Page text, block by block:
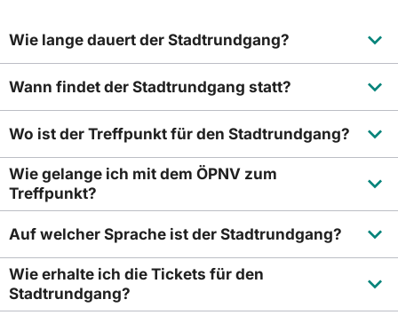
Wie lange dauert der Stadtrundgang?
Wann findet der Stadtrundgang statt?
Wo ist der Treffpunkt für den Stadtrundgang?
Wie gelange ich mit dem ÖPNV zum
Treffpunkt?
Auf welcher Sprache ist der Stadtrundgang?
Wie erhalte ich die Tickets für den
Stadtrundgang?